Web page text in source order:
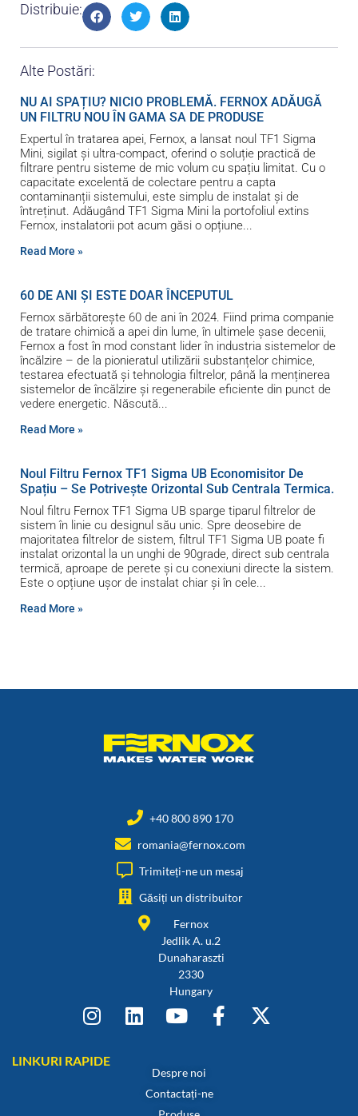
Distribuie:
Alte Postări:
NU AI SPAȚIU? NICIO PROBLEMĂ. FERNOX ADĂUGĂ
UN FILTRU NOU ÎN GAMA SA DE PRODUSE
Expertul în tratarea apei, Fernox, a lansat noul TF1 Sigma
Mini, sigilat și ultra-compact, oferind o soluție practică de
filtrare pentru sisteme de mic volum cu spațiu limitat. Cu o
capacitate excelentă de colectare pentru a capta
contaminanții sistemului, este simplu de instalat și de
întreținut. Adăugând TF1 Sigma Mini la portofoliul extins
Fernox, instalatorii pot acum găsi o opțiune
Read More »
60 DE ANI ȘI ESTE DOAR ÎNCEPUTUL
Fernox sărbătorește 60 de ani în 2024. Fiind prima companie
de tratare chimică a apei din lume, în ultimele șase decenii,
Fernox a fost în mod constant lider în industria sistemelor de
încălzire – de la pionieratul utilizării substanțelor chimice,
testarea efectuată și tehnologia filtrelor, până la menținerea
sistemelor de încălzire și regenerabile eficiente din punct de
vedere energetic. Născută
Read More »
Noul Filtru Fernox TF1 Sigma UB Economisitor De
Spațiu – Se Potrivește Orizontal Sub Centrala Termica.
Noul filtru Fernox TF1 Sigma UB sparge tiparul filtrelor de
sistem în linie cu designul său unic. Spre deosebire de
majoritatea filtrelor de sistem, filtrul TF1 Sigma UB poate fi
instalat orizontal la un unghi de 90grade, direct sub centrala
termică, aproape de perete și cu conexiuni directe la sistem.
Este o opțiune ușor de instalat chiar și în cele
Read More »
+40 800 890 170
romania@fernox.com
Trimiteți-ne un mesaj
Găsiți un distribuitor
Fernox
Jedlik A. u.2
Dunaharaszti
2330
Hungary
LINKURI RAPIDE
Despre noi
Contactați-ne